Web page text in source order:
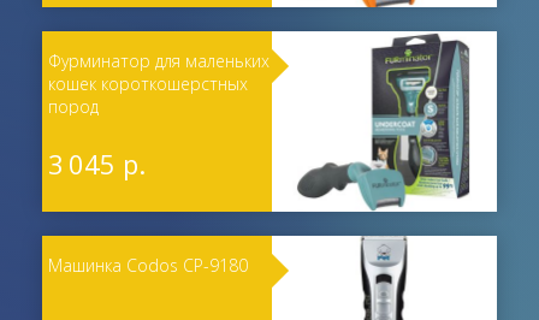
Фурминатор для маленьких
кошек короткошерстных
пород
3 045 р.
Машинка Codos CP-9180